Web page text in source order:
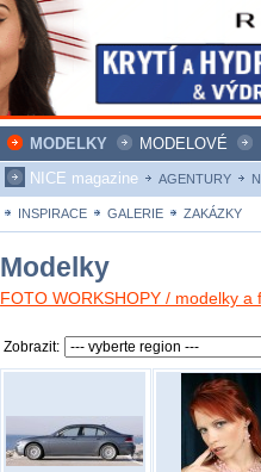
MODELKY MODELOVÉ
NICE magazine
AGENTURY
INSPIRACE GALERIE ZAKÁZKY
Modelky
FOTO WORKSHOPY / modelky
Zobrazit: